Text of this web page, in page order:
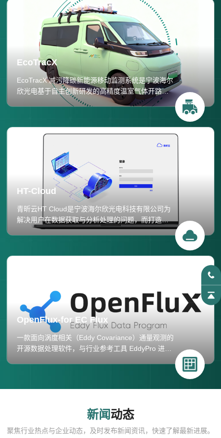
EcoTracX
EcoTracX 减污降碳新能源移动监测系统是宁波海尔
欣光电基于自主创新研发的高精度温室气体开路分
析仪开发的完整溯源监测解决方案。系统采用量子
式，结合GPS定位和气象数据，运用高斯羽流扩散
反演模型，实现大气氨及温室气体排放源的精准溯
源与排放强度定量评估，为农业、工业及环保领域
减污降碳提供科学数据支撑。
HT-Cloud
青昕云HT Cloud是宁波海尔欣光电科技有限公司为
解决用户在数据获取与分析处理的问题，而打造的
一款高效数据服务平台。我们专注于提供站点数据
OpenFlux-for EC Flux
一款面向涡度相关（Eddy Covariance）通量观测的
开源数据处理软件，与行业参考工具 EddyPro 进行
新闻动态
聚焦行业热点与企业动态，及时发布新闻资讯，快速了解最新进展。